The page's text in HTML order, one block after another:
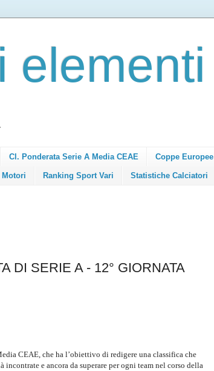
elementi
Cl. Ponderata Serie A Media CEAE Coppe Europee
Motori Ranking Sport Vari Statistiche Calciatori
DI SERIE A - 12° GIORNATA
CEAE, che ha l’obiettivo di redigere una classifica che
e ancora da superare per ogni team nel corso della